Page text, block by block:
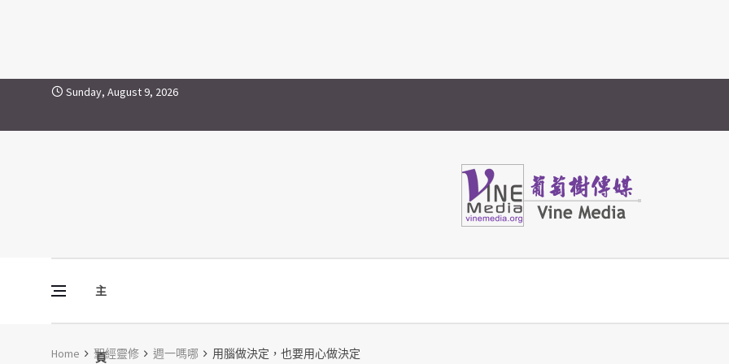
Skip to contentSunday, August 9, 2026
主
頁
Vine Media
葡萄樹傳媒
Home 聖經靈修 週一嗎哪 用腦做決定，也要用心做決定